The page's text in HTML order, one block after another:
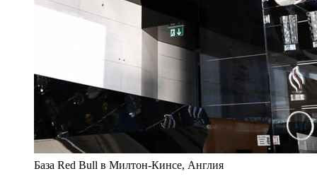
База Red Bull в Милтон-Кинсе, Англия